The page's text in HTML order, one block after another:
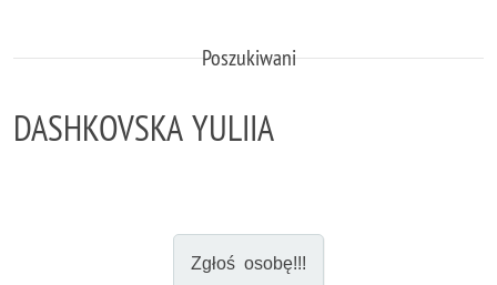
Poszukiwani
DASHKOVSKA YULIIA
Zgłoś osobę!!!